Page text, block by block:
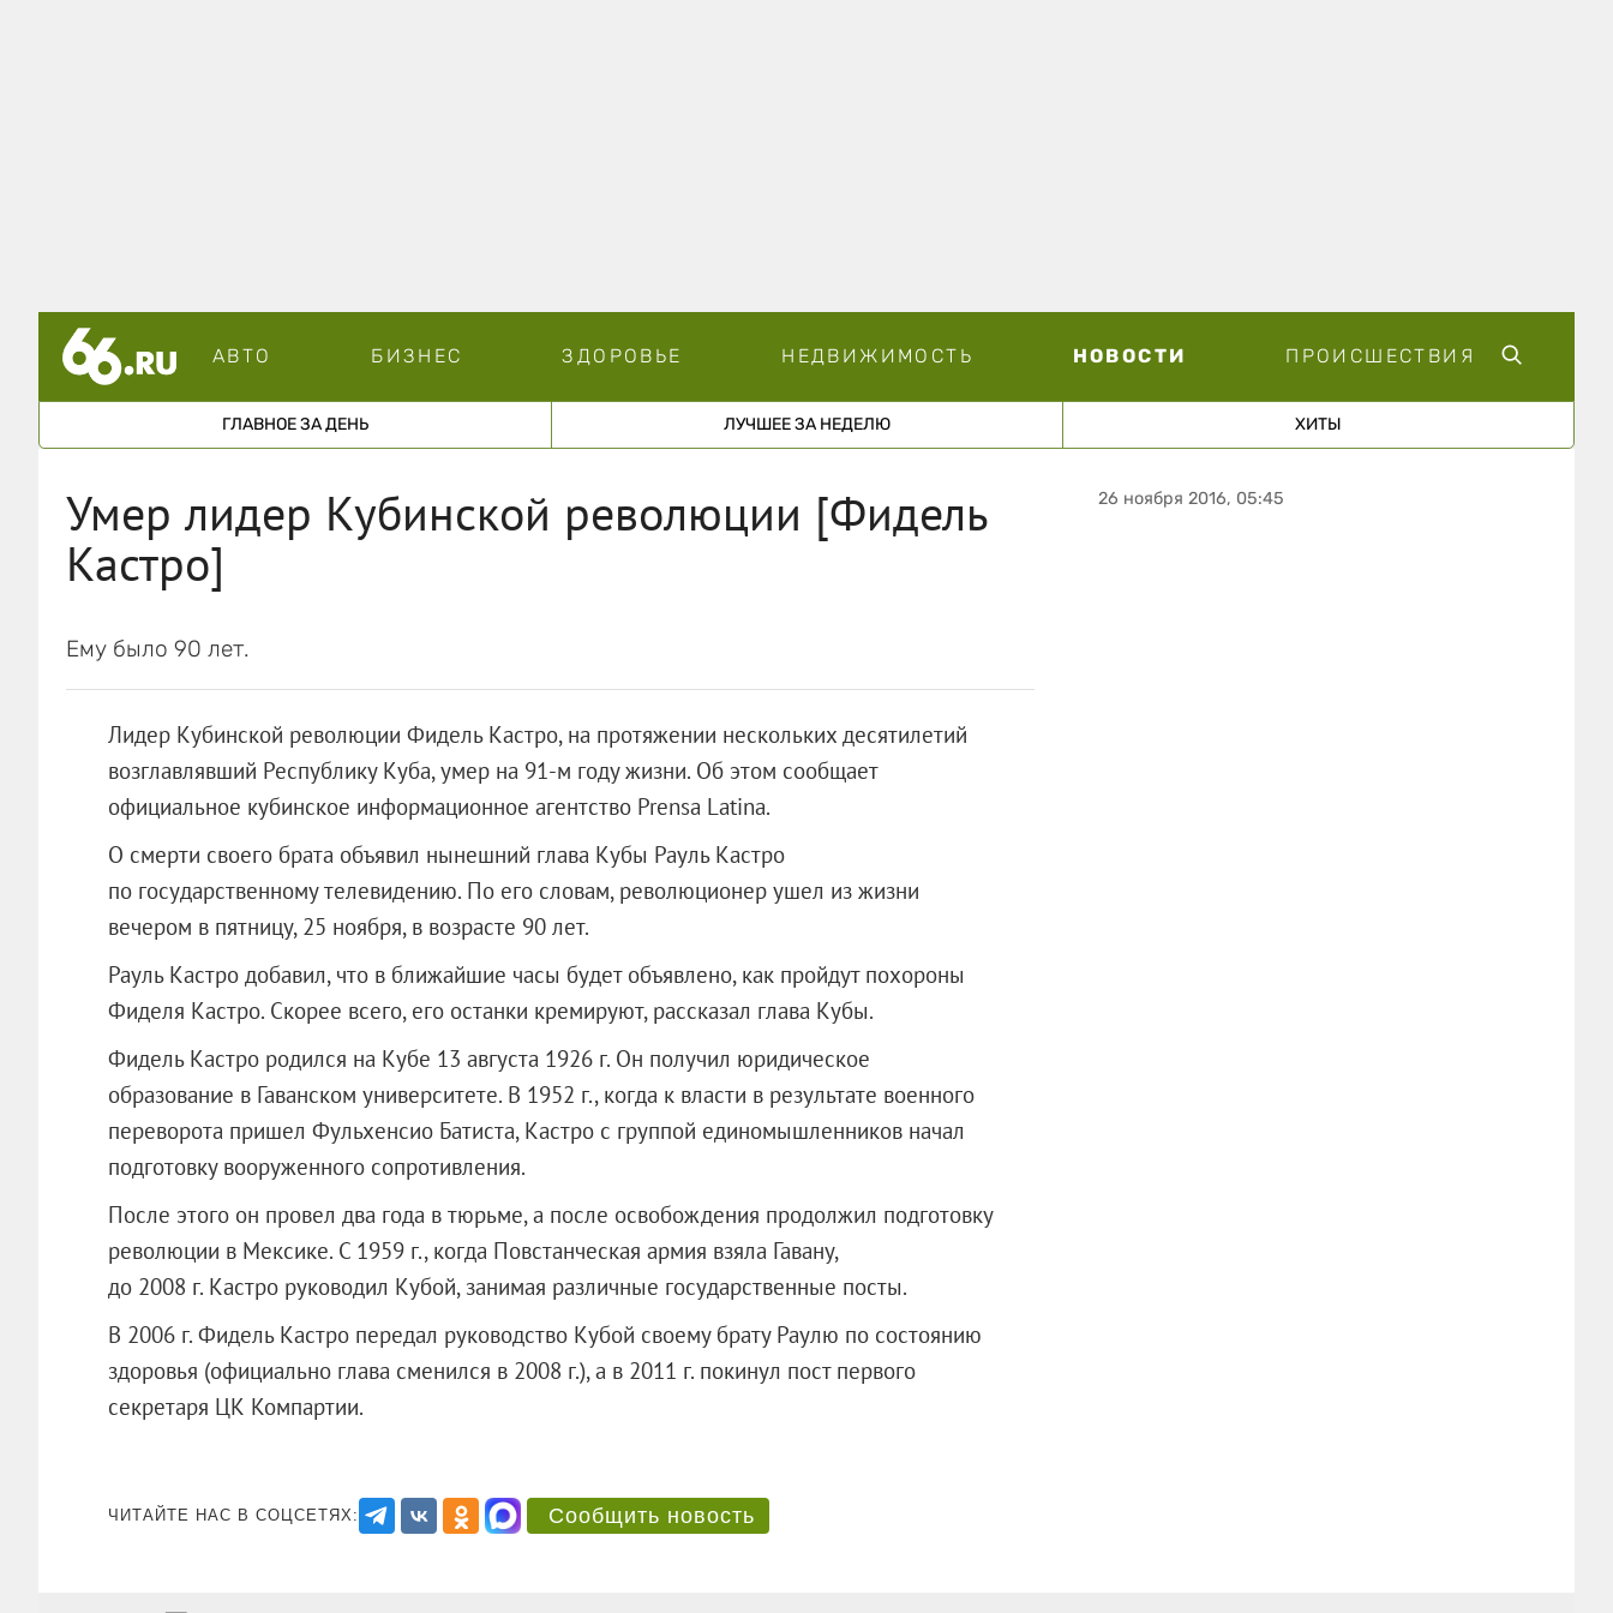
АВТО БИЗНЕС ЗДОРОВЬЕ НЕДВИЖИМОСТЬ НОВОСТИ ПРОИСШЕСТВИЯ
ГЛАВНОЕ ЗА ДЕНЬ ЛУЧШЕЕ ЗА НЕДЕЛЮ ХИТЫ
Умер лидер Кубинской революции [Фидель
Кастро]
Ему было 90 лет.
Лидер Кубинской революции Фидель Кастро, на протяжении нескольких десятилетий
возглавлявший Республику Куба, умер на 91-м году жизни. Об этом сообщает
официальное кубинское информационное агентство Prensa Latina.
О смерти своего брата объявил нынешний глава Кубы Рауль Кастро
по государственному телевидению. По его словам, революционер ушел из жизни
вечером в пятницу, 25 ноября, в возрасте 90 лет.
Рауль Кастро добавил, что в ближайшие часы будет объявлено, как пройдут похороны
Фиделя Кастро. Скорее всего, его останки кремируют, рассказал глава Кубы.
Фидель Кастро родился на Кубе 13 августа 1926 г. Он получил юридическое
образование в Гаванском университете. В 1952 г., когда к власти в результате военного
переворота пришел Фульхенсио Батиста, Кастро с группой единомышленников начал
подготовку вооруженного сопротивления.
После этого он провел два года в тюрьме, а после освобождения продолжил подготовку
революции в Мексике. С 1959 г., когда Повстанческая армия взяла Гавану,
до 2008 г. Кастро руководил Кубой, занимая различные государственные посты.
В 2006 г. Фидель Кастро передал руководство Кубой своему брату Раулю по состоянию
здоровья (официально глава сменился в 2008 г.), а в 2011 г. покинул пост первого
секретаря ЦК Компартии.
ЧИТАЙТЕ НАС В СОЦСЕТЯХ: Сообщить новость
26 ноября 2016, 05:45